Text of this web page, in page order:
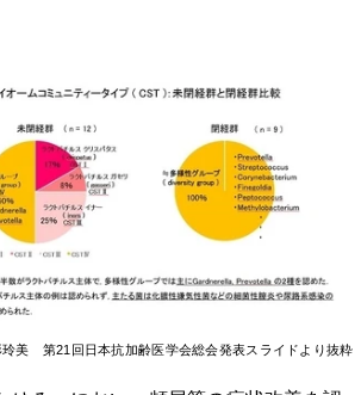
玲美 第21回日本抗加齢医学会総会発表スライドより抜粋